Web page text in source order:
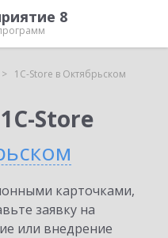
8
1C-Store в Октябрьском
Store
карточками,
заявку на
или внедрение